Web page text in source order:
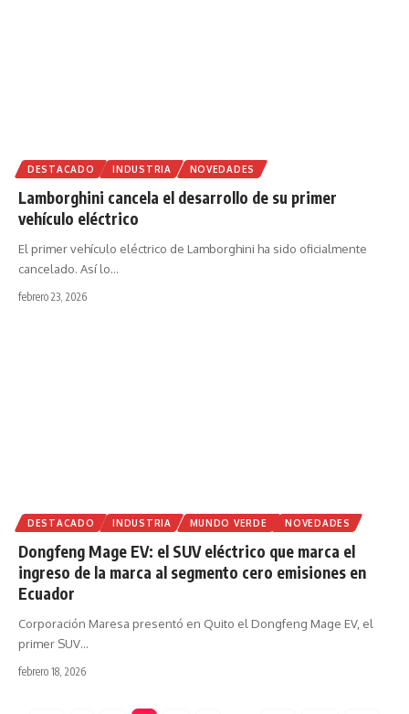
DESTACADO INDUSTRIA NOVEDADES
Lamborghini cancela el desarrollo de su primer
vehículo eléctrico
El primer vehículo eléctrico de Lamborghini ha sido oficialmente
cancelado. Así lo…
febrero 23, 2026
DESTACADO INDUSTRIA MUNDO VERDE NOVEDADES
Dongfeng Mage EV: el SUV eléctrico que marca el
ingreso de la marca al segmento cero emisiones en
Ecuador
Corporación Maresa presentó en Quito el Dongfeng Mage EV, el
primer SUV…
febrero 18, 2026